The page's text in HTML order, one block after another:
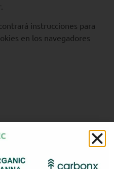
instrucciones para
en los navegadores
cookies se
página